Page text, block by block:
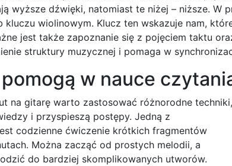
wyższe dźwięki, natomiast te niżej – niższe. W
kluczu wiolinowym. Klucz ten wskazuje nam,
jest także zapoznanie się z pojęciem taktu
struktury muzycznej i pomaga w
w nauce
na gitarę warto zastosować różnorodne techniki,
i przyspieszą postępy. Jedną z
codzienne ćwiczenie krótkich fragmentów
Można zacząć od prostych melodii, a
do bardziej skomplikowanych utworów.